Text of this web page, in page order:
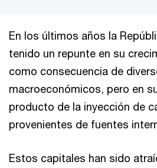
En los últimos años la
tenido un repunte en su
como consecuencia de
macroeconómicos, pero en
producto de la inyección de
provenientes de fuentes
Estos capitales han sido